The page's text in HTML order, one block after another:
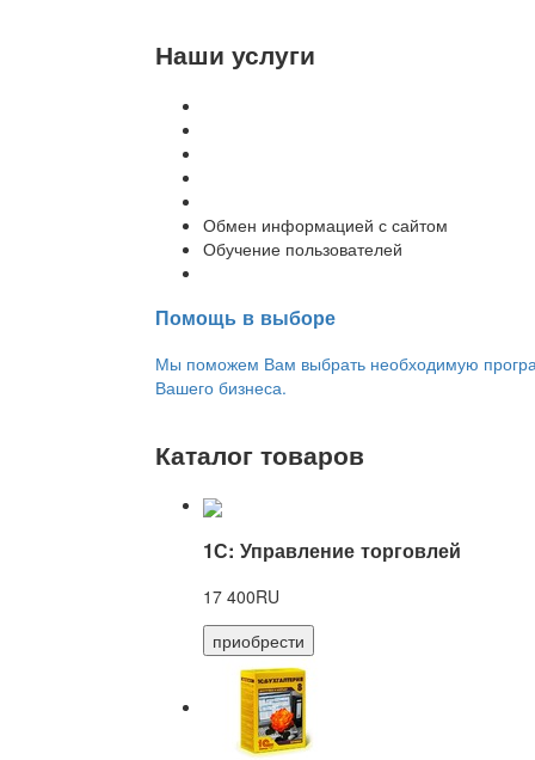
Наши услуги
Обмен информацией с сайтом
Обучение пользователей
Помощь в выборе
Мы поможем Вам выбрать необходимую
Вашего бизнеса.
Каталог товаров
1С: Управление торговлей
17 400RU
приобрести